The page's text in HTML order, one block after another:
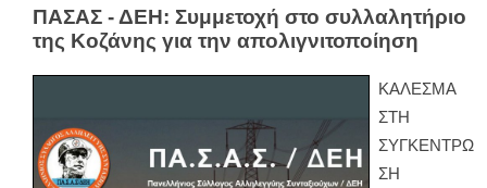
ΠΑΣΑΣ - ΔΕΗ: Συμμετοχή στο συλλαλητήριο
της Κοζάνης για την απολιγνιτοποίηση
ΚΑΛΕΣΜΑ
ΣΤΗ
ΣΥΓΚΕΝΤΡΩ
ΣΗ